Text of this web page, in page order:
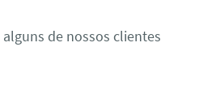
de nossos clientes